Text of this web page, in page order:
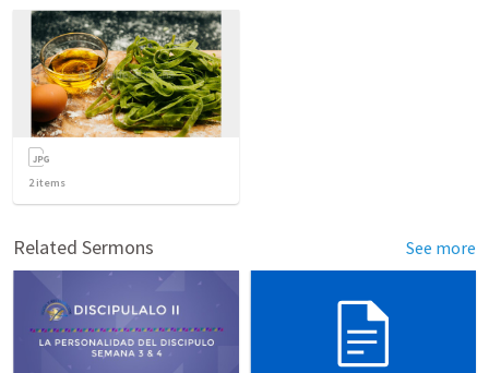
2items
Related Sermons See more